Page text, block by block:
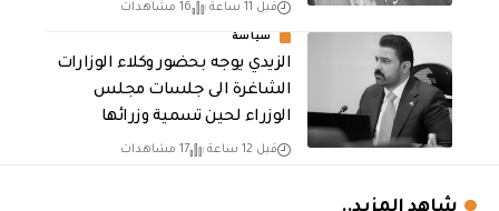
قبل 11 ساعة 16 مشاهدات
سياسة
الزيدي يوجه بحضور وكلاء الوزارات
الشاغرة الى جلسات مجلس
الوزراء لحين تسمية وزرائها
قبل 12 ساعة 17 مشاهدات